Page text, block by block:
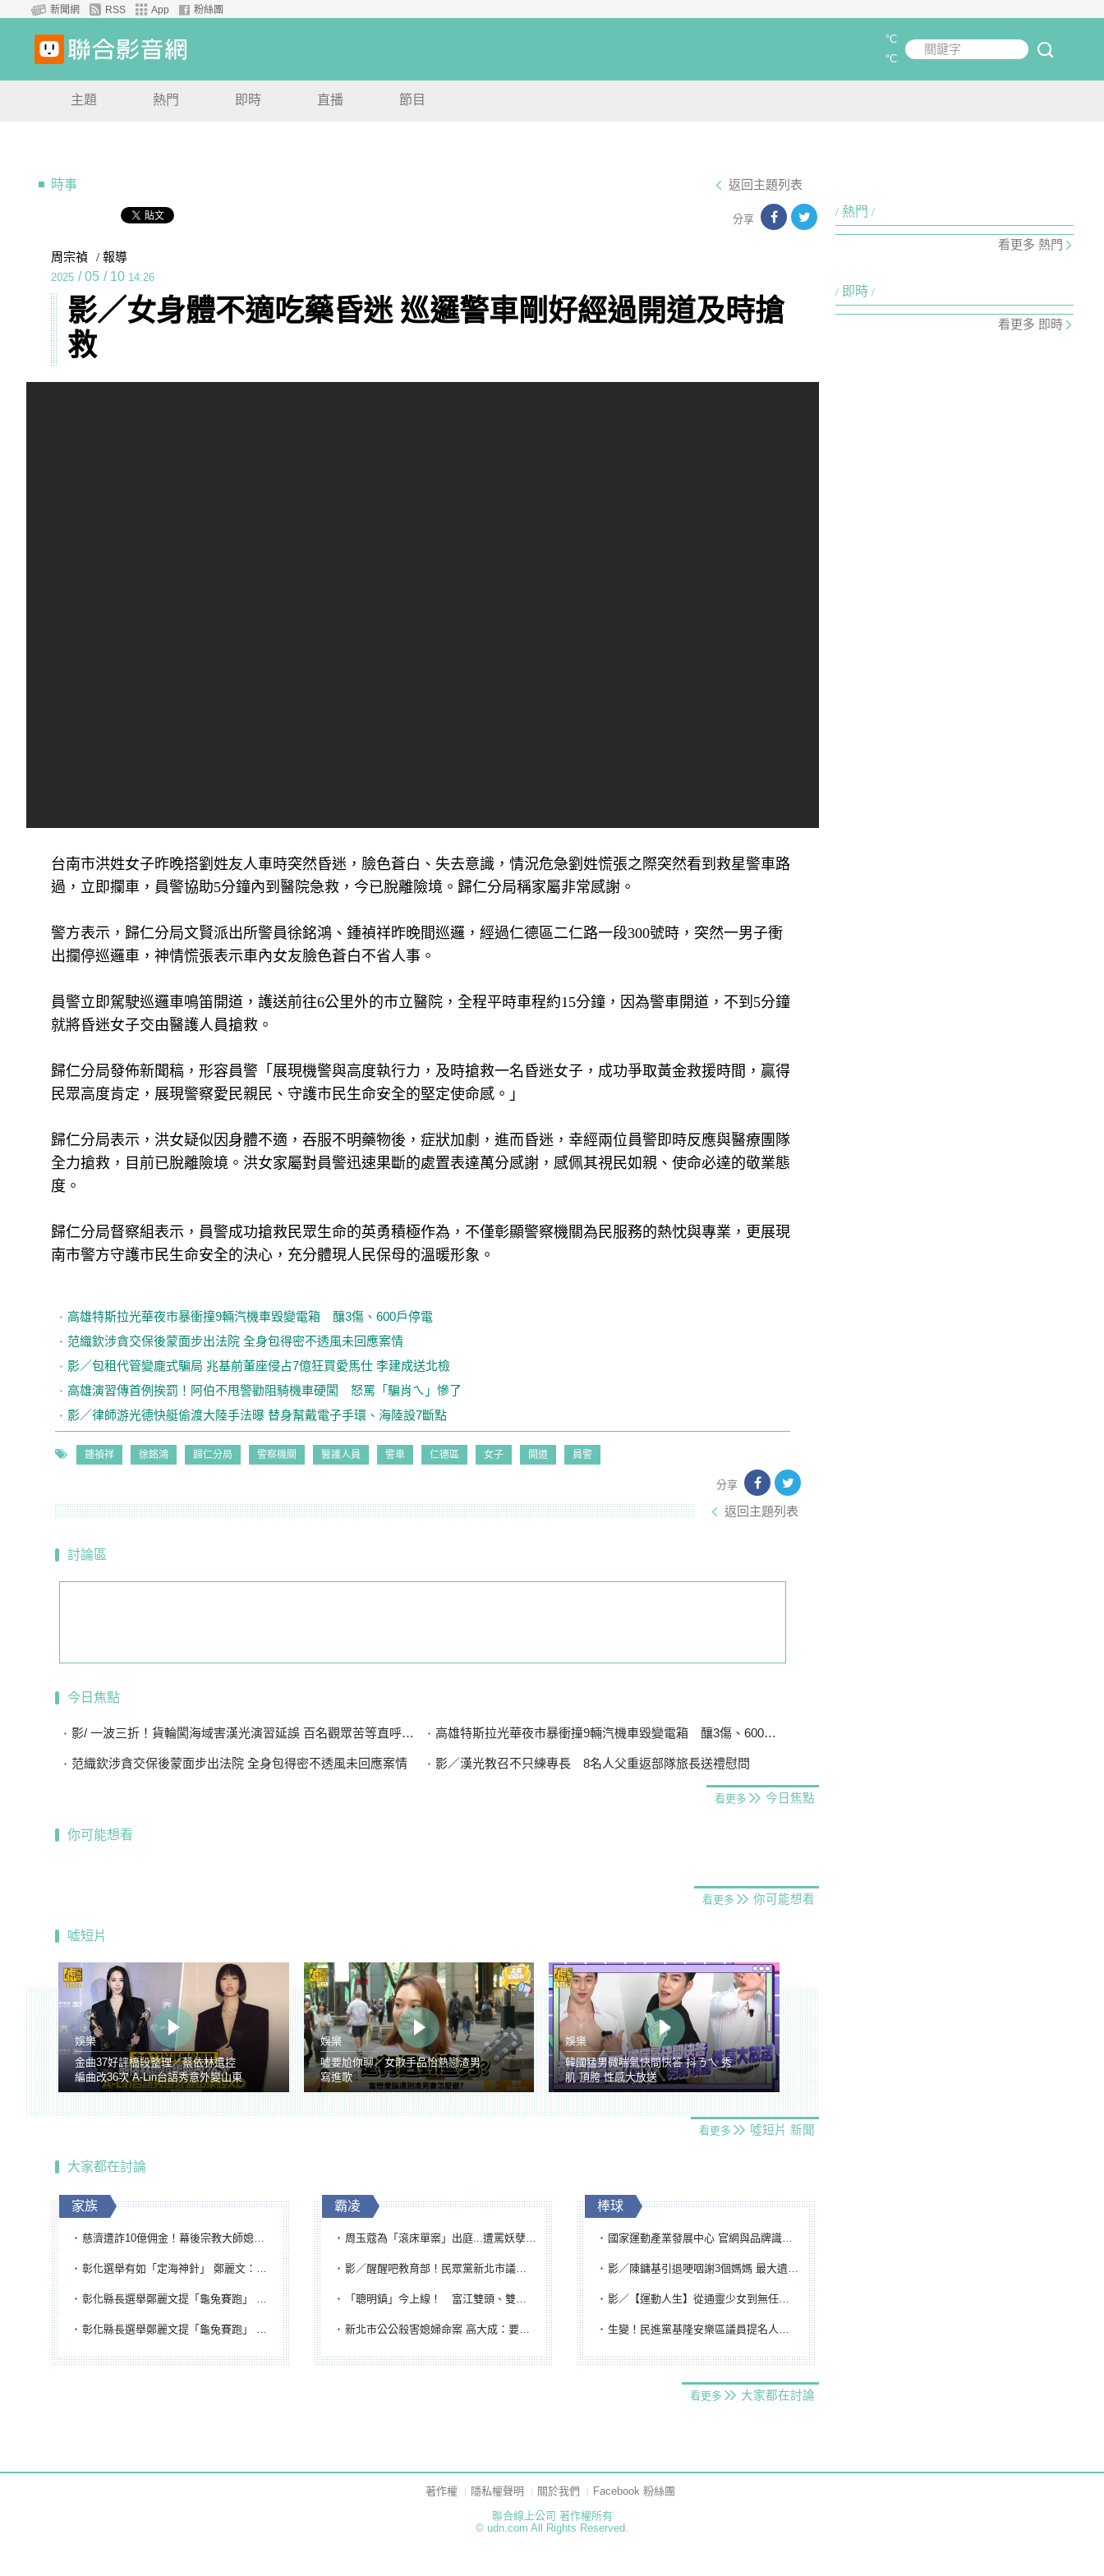
新聞網 RSS App 粉絲團
關鍵字
°C
°C
主題 熱門 即時 直播 節目
時事 返回主題列表
分享
周宗禎 / 報導
2025 / 05 / 10 14:26
影／女身體不適吃藥昏迷 巡邏警車剛好經過開道及時搶
救
台南市洪姓女子昨晚搭劉姓友人車時突然昏迷，臉色蒼白、失去意識，情況危急劉姓慌張之際突然看到救星警車路
過，立即攔車，員警協助5分鐘內到醫院急救，今已脫離險境。歸仁分局稱家屬非常感謝。
警方表示，歸仁分局文賢派出所警員徐銘鴻、鍾禎祥昨晚間巡邏，經過仁德區二仁路一段300號時，突然一男子衝
出攔停巡邏車，神情慌張表示車內女友臉色蒼白不省人事。
員警立即駕駛巡邏車鳴笛開道，護送前往6公里外的市立醫院，全程平時車程約15分鐘，因為警車開道，不到5分鐘
就將昏迷女子交由醫護人員搶救。
歸仁分局發佈新聞稿，形容員警「展現機警與高度執行力，及時搶救一名昏迷女子，成功爭取黃金救援時間，贏得
民眾高度肯定，展現警察愛民親民、守護市民生命安全的堅定使命感。」
歸仁分局表示，洪女疑似因身體不適，吞服不明藥物後，症狀加劇，進而昏迷，幸經兩位員警即時反應與醫療團隊
全力搶救，目前已脫離險境。洪女家屬對員警迅速果斷的處置表達萬分感謝，感佩其視民如親、使命必達的敬業態
度。
歸仁分局督察組表示，員警成功搶救民眾生命的英勇積極作為，不僅彰顯警察機關為民服務的熱忱與專業，更展現
南市警方守護市民生命安全的決心，充分體現人民保母的溫暖形象。
高雄特斯拉光華夜市暴衝撞9輛汽機車毀變電箱 釀3傷、600戶停電
范織欽涉貪交保後蒙面步出法院 全身包得密不透風未回應案情
影／包租代管變龐式騙局 兆基前董座侵占7億狂買愛馬仕 李建成送北檢
高雄演習傳首例挨罰！阿伯不甩警勸阻騎機車硬闖 怒罵「騙肖ㄟ」慘了
影／律師游光德快艇偷渡大陸手法曝 替身幫戴電子手環、海陸設7斷點
鍾禎祥 徐銘鴻 歸仁分局 警察機關 醫護人員 警車 仁德區 女子 開道 員警
分享
返回主題列表
討論區
今日焦點
影/ 一波三折！貨輪闖海域害漢光演習延誤 百名觀眾苦等直呼可惜 高雄特斯拉光華夜市暴衝撞9輛汽機車毀變電箱 釀3傷、600戶停電
范織欽涉貪交保後蒙面步出法院 全身包得密不透風未回應案情 影／漢光教召不只練專長 8名人父重返部隊旅長送禮慰問
看更多 今日焦點
你可能想看
看更多 你可能想看
噓短片
娛樂
金曲37好評橋段整理／蔡依林遭控
編曲改36次 A-Lin台語秀意外變山東
腔
娛樂
噓要尬你聊／女歌手品怡熱戀渣男
寫進歌
娛樂
韓國猛男微喘氣快問快答 抖ㄋㄟ 秀
肌 頂胯 性感大放送
看更多 噓短片 新聞
大家都在討論
家族
慈濟遭詐10億佣金！幕後宗教大師媳婦獲100萬交保...快步奔離不發一語
彰化選舉有如「定海神針」 鄭麗文：傾全黨之力讓彰化贏
彰化縣長選舉鄭麗文提「龜兔賽跑」 綠營、無黨籍忙否認是烏龜
彰化縣長選舉鄭麗文提「龜兔賽跑」 綠營、無黨籍忙否認是烏龜
霸凌
周玉蔻為「滾床單案」出庭...遭罵妖孽下地獄 張淑娟批：舌頭殺人有罪
影／醒醒吧教育部！民眾黨新北市議員參選人提出校園反毒防線升級政見
「聰明鎮」今上線！ 富江雙頭、雙一、人頭氣球全登場
新北市公公殺害媳婦命案 高大成：要害殺多刀顯示怨恨深
棒球
國家運動產業發展中心 官網與品牌識別標誌重磅啟用
影／陳鏞基引退哽咽謝3個媽媽 最大遺憾無緣大聯盟
影／【運動人生】從通靈少女到無任所大使 劉柏君女裁判人生國際發光
生變！民進黨基隆安樂區議員提名人黃永翔突被除名 將另提他人
看更多 大家都在討論
熱門
看更多 熱門
即時
看更多 即時
著作權 隱私權聲明 關於我們
Facebook 粉絲團
聯合線上公司 著作權所有
© udn.com All Rights Reserved.